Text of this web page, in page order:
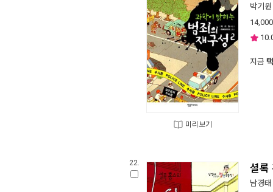
미리보기
박기원
14,000
지금
22. 셜록
남경태